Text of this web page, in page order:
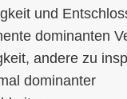
und
dominanten
andere zu
dominanter